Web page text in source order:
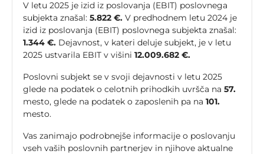
V letu 2025 je izid iz poslovanja (EBIT) poslovnega
subjekta znašal: 5.822 €. V predhodnem letu 2024 je
izid iz poslovanja (EBIT) poslovnega subjekta znašal:
1.344 €. Dejavnost, v kateri deluje subjekt, je v letu
2025 ustvarila EBIT v višini 12.009.682 €.
Poslovni subjekt se v svoji dejavnosti v letu 2025
glede na podatek o celotnih prihodkih uvršča na 57.
mesto, glede na podatek o zaposlenih pa na 101.
mesto.
Vas zanimajo podrobnejše informacije o poslovanju
vseh vaših poslovnih partnerjev in njihove aktualne